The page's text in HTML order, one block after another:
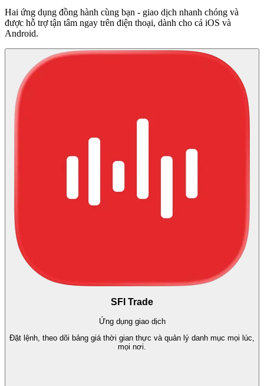
Hai ứng dụng đồng hành cùng bạn - giao dịch nhanh chóng và
được hỗ trợ tận tâm ngay trên điện thoại, dành cho cả iOS và
Android.
SFI Trade
Ứng dụng giao dịch
Đặt lệnh, theo dõi bảng giá thời gian thực và quản lý danh mục mọi lúc,
mọi nơi.